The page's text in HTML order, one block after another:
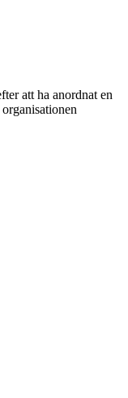
att ha anordnat en